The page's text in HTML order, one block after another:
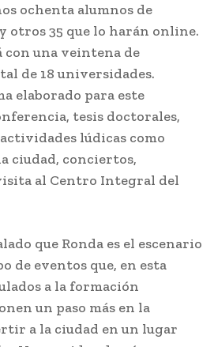
ochenta alumnos de
otros 35 que lo harán online.
con una veintena de
de 18 universidades.
elaborado para este
tesis doctorales,
lúdicas como
ciudad, conciertos,
al Centro Integral del
que Ronda es el escenario
de eventos que, en esta
a la formación
un paso más en la
a la ciudad en un lugar